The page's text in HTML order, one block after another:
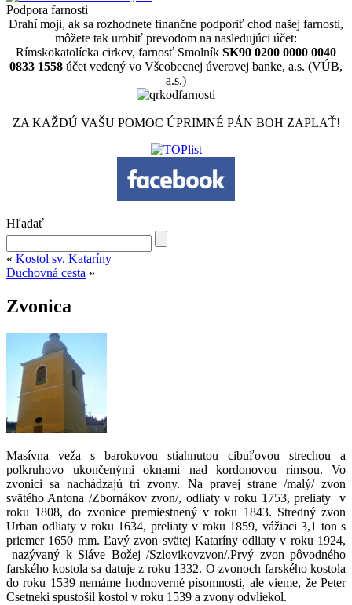
Podpora farnosti
Drahí moji, ak sa rozhodnete finančne podporiť chod našej farnosti,
môžete tak urobiť prevodom na nasledujúci účet:
Rímskokatolícka cirkev, farnosť Smolník SK90 0200 0000 0040
0833 1558 účet vedený vo Všeobecnej úverovej banke, a.s. (VÚB,
a.s.)
ZA KAŽDÚ VAŠU POMOC ÚPRIMNÉ PÁN BOH ZAPLAŤ!
Hľadať
« Kostol sv. Kataríny
Duchovná cesta »
Zvonica
Masívna veža s barokovou stiahnutou cibuľovou strechou a
polkruhovo ukončenými oknami nad kordonovou rímsou. Vo
zvonici sa nachádzajú tri zvony. Na pravej strane /malý/ zvon
svätého Antona /Zbornákov zvon/, odliaty v roku 1753, preliaty v
roku 1808, do zvonice premiestnený v roku 1843. Stredný zvon
Urban odliaty v roku 1634, preliaty v roku 1859, vážiaci 3,1 ton s
priemer 1650 mm. Ľavý zvon svätej Kataríny odliaty v roku 1924,
nazývaný k Sláve Božej /Szlovikovzvon/.Prvý zvon pôvodného
farského kostola sa datuje z roku 1332. O zvonoch farského kostola
do roku 1539 nemáme hodnoverné písomnosti, ale vieme, že Peter
Csetneki spustošil kostol v roku 1539 a zvony odvliekol.